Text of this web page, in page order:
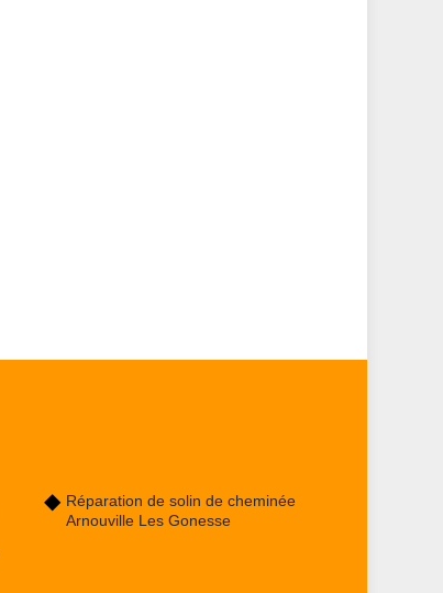
Réparation de solin de cheminée
Arnouville Les Gonesse